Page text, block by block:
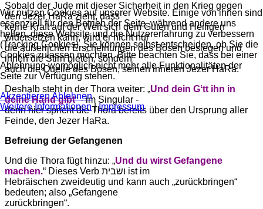
Sobald der Jude mit dieser Sicherheit in den Krieg gegen
den Jezer HaRa zieht, dass
keine Kraft auf der Welt sich dem Guten und Heiligen
widersetzen kann, wird er nicht nur
die äußerlichen Erscheinungen des Bösen besiegen und
ihnen die Stirn bieten, sondern
auch die Quelle des Bösen, seinen inneren Jezer HaRa.
Deshalb steht in der Thora weiter: „Und dein Gʻtt ihn in
deine Hand gibt“ - im Singular -
denn hier spricht die Thora bereits über den Ursprung aller
Feinde, den Jezer HaRa.
Befreiung der Gefangenen
Und die Thora fügt hinzu: „Und du wirst Gefangene
machen.
“ Dieses Verb ושבית ist im
Hebräischen zweideutig und kann auch „zurückbringen“
bedeuten; also „Gefangene
zurückbringen“.
Wir nutzen Cookies auf unserer Website. Einige von ihnen sind
essenziell für den Betrieb der Seite, während andere uns
helfen, diese Website und die Nutzererfahrung zu verbessern
(Tracking Cookies). Sie können selbst entscheiden, ob Sie die
Cookies zulassen möchten. Bitte beachten Sie, dass bei einer
Ablehnung womöglich nicht mehr alle Funktionalitäten der
Seite zur Verfügung stehen.
Akzeptieren Ablehnen
Weitere Informationen|Impressum